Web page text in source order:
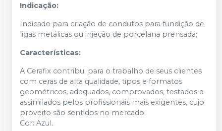
Indicação:
Indicado para criação de condutos para fundição de
ligas metálicas ou injeção de porcelana prensada;
Características:
A Cerafix contribui para o trabalho de seus clientes
com ceras de alta qualidade, tipos e formatos
geométricos, adequados, comprovados, testados e
assimilados pelos profissionais mais exigentes, cujo
proveito são sentidos no mercado;
Cor: Azul.